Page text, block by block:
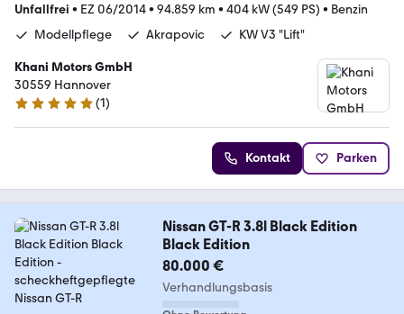
Unfallfrei • EZ 06/2014• 94.859 km • 404 kW (549 PS) • Benzin
Modellpflege
Akrapovic KW V3 "Lift"
Khani Motors GmbH
30559 Hannover
5 Sterne
(1)
Kontakt Parken
Nissan GT-R 3.8l Black Edition
Black Edition
80.000 €
Verhandlungsbasis